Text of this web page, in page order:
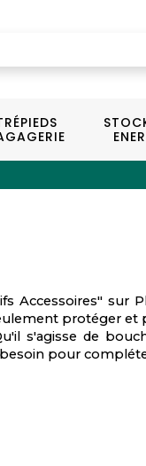
Accessoires"
protéger
s'agisse de
pour